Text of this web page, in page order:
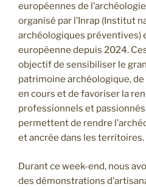
européennes de
organisé par l’Inrap (Institut
archéologiques préventives)
européenne depuis 2024.
objectif de sensibiliser le
patrimoine archéologique,
en cours et de favoriser la
professionnels et passionnés
permettent de rendre
et ancrée dans les territoires.
Durant ce week-end, nous
des démonstrations